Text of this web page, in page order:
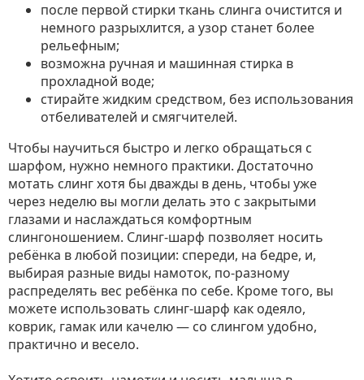
после первой стирки ткань слинга очистится и
немного разрыхлится, а узор станет более
рельефным;
возможна ручная и машинная стирка в
прохладной воде;
стирайте жидким средством, без использования
отбеливателей и смягчителей.
Чтобы научиться быстро и легко обращаться с
шарфом, нужно немного практики. Достаточно
мотать слинг хотя бы дважды в день, чтобы уже
через неделю вы могли делать это с закрытыми
глазами и наслаждаться комфортным
слингоношением. Слинг-шарф позволяет носить
ребёнка в любой позиции: спереди, на бедре, и,
выбирая разные виды намоток, по-разному
распределять вес ребёнка по себе. Кроме того, вы
можете использовать слинг-шарф как одеяло,
коврик, гамак или качелю — со слингом удобно,
практично и весело.